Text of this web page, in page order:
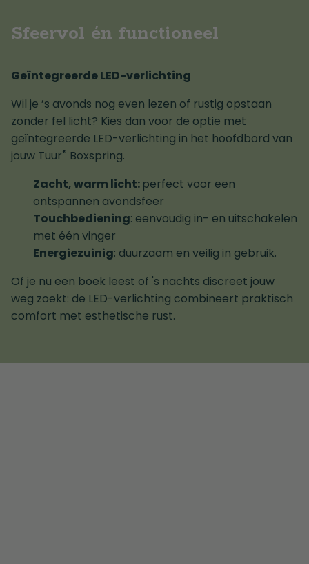
Sfeervol én functioneel
Geïntegreerde LED-verlichting
Wil je ’s avonds nog even lezen of rustig opstaan
zonder fel licht? Kies dan voor de optie met
geïntegreerde LED-verlichting in het hoofdbord van
jouw Tuur® Boxspring.
Zacht, warm licht: perfect voor een
ontspannen avondsfeer
Touchbediening: eenvoudig in- en uitschakelen
met één vinger
Energiezuinig: duurzaam en veilig in gebruik.
Of je nu een boek leest of 's nachts discreet jouw
weg zoekt: de LED-verlichting combineert praktisch
comfort met esthetische rust.